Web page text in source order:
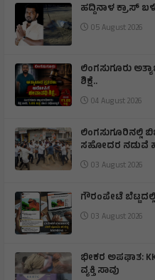
ಹದ್ದಿನಾಳ ಕ್ರಾಸ್
05 August 2026
ಲಿಂಗಸುಗೂರು
ಶಿಕ್ಷೆ..
04 August 2026
ಲಿಂಗಸುಗೂರಿನಲ್ಲಿ
ಸಹೋದರ ನಡುವೆ
03 August 2026
ಗೌರಂಪೇಟೆ
03 August 2026
ಭೀಕರ ಅಪಘಾತ:
ವ್ಯಕ್ತಿ ಸಾವು